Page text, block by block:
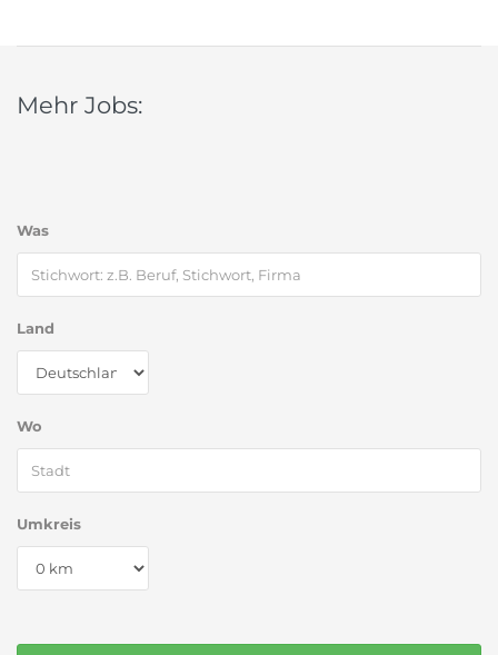
Mehr Jobs:
Was
Land
Wo
Umkreis